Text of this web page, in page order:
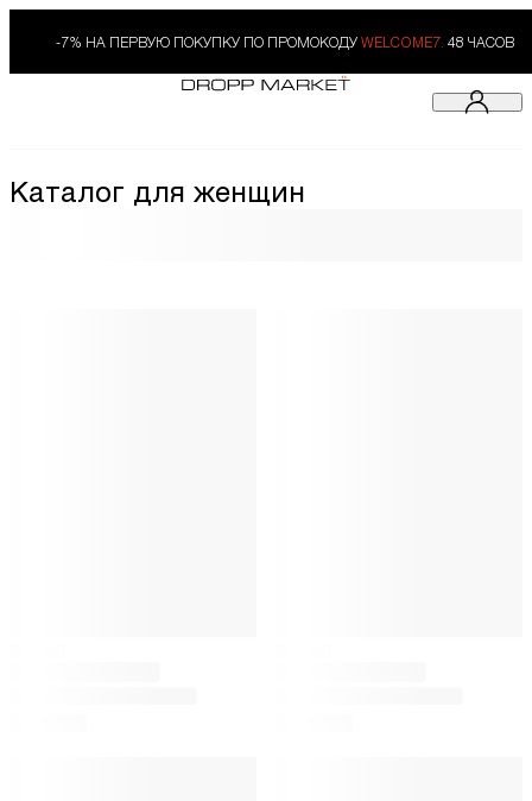
-7% НА ПЕРВУЮ ПОКУПКУ ПО ПРОМОКОДУ WELCOME7. 48 ЧАСОВ
Каталог для женщин